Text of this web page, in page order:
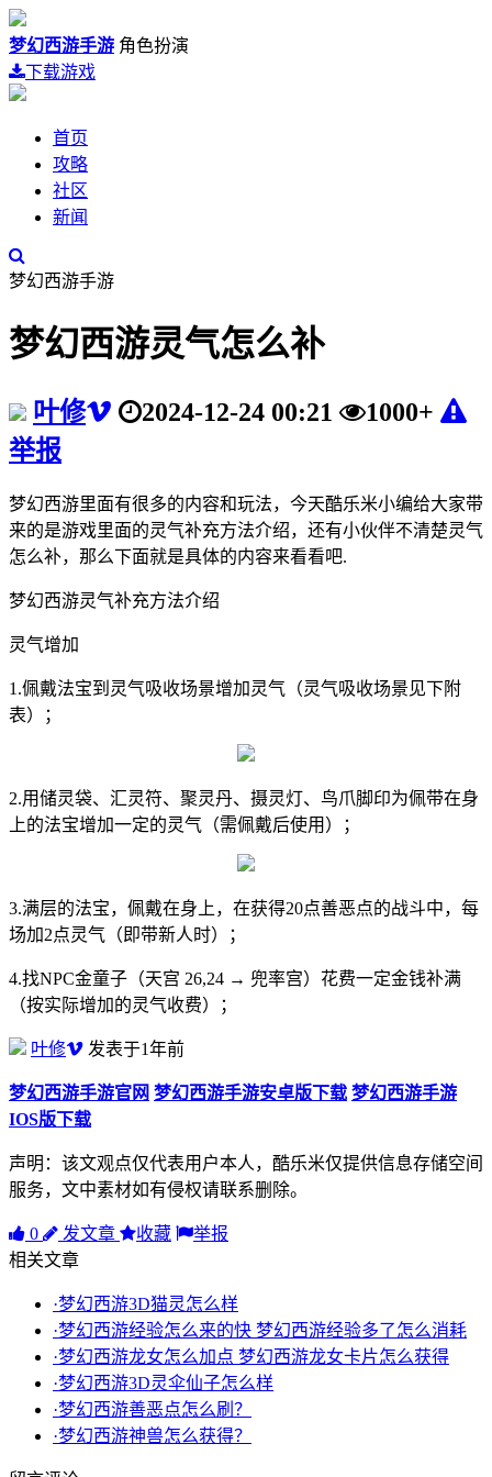
梦幻西游手游 角色扮演
下载游戏
首页
攻略
社区
新闻
梦幻西游手游
梦幻西游灵气怎么补
叶修 2024-12-24 00:21
1000+
举报
梦幻西游里面有很多的内容和玩法，今天酷乐米小编给大家带
来的是游戏里面的灵气补充方法介绍，还有小伙伴不清楚灵气
怎么补，那么下面就是具体的内容来看看吧.
梦幻西游灵气补充方法介绍
灵气增加
1.佩戴法宝到灵气吸收场景增加灵气（灵气吸收场景见下附
表）；
2.用储灵袋、汇灵符、聚灵丹、摄灵灯、鸟爪脚印为佩带在身
上的法宝增加一定的灵气（需佩戴后使用）；
3.满层的法宝，佩戴在身上，在获得20点善恶点的战斗中，每
场加2点灵气（即带新人时）；
4.找NPC金童子（天宫 26,24 → 兜率宫）花费一定金钱补满
（按实际增加的灵气收费）；
叶修 发表于1年前
梦幻西游手游官网 梦幻西游手游安卓版下载 梦幻西游手游
IOS版下载
声明：该文观点仅代表用户本人，酷乐米仅提供信息存储空间
服务，文中素材如有侵权请联系删除。
0 发文章 收藏
举报
相关文章
·梦幻西游3D猫灵怎么样
·梦幻西游经验怎么来的快 梦幻西游经验多了怎么消耗
·梦幻西游龙女怎么加点 梦幻西游龙女卡片怎么获得
·梦幻西游3D灵伞仙子怎么样
·梦幻西游善恶点怎么刷？
·梦幻西游神兽怎么获得？